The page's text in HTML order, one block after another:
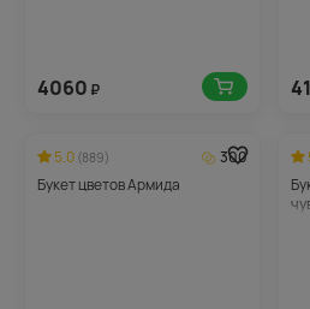
4060 ₽
5.0 (889)
300
Букет цветов Армида